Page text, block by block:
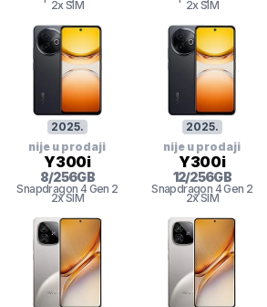
2x SIM 2x SIM
2025.
nije u prodaji
Y300i
8/256GB
Snapdragon 4 Gen 2
2x SIM
2025.
nije u prodaji
Y300i
12/256GB
Snapdragon 4 Gen 2
2x SIM